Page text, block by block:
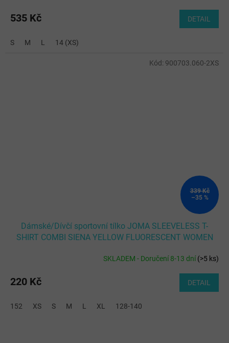
535 Kč DETAIL
S M L 14 (XS)
339 Kč
–35 %
Dámské/Dívčí sportovní tílko JOMA SLEEVELESS T-
SHIRT COMBI SIENA YELLOW FLUORESCENT WOMEN
SKLADEM - Doručení 8-13 dní(>5 ks)
220 Kč DETAIL
152 XS S M L XL 128-140
Kód: 900703.060-2XS